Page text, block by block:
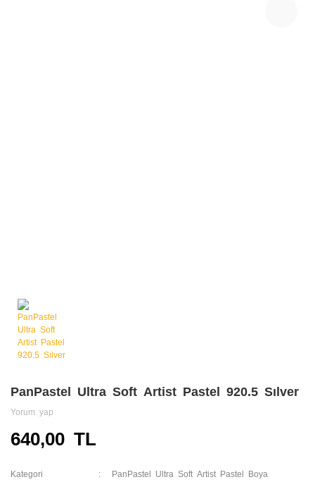
PanPastel Ultra Soft Artist Pastel 920.5 Sılver
Yorum yap
640,00 TL
Kategori PanPastel Ultra Soft Artist Pastel Boya